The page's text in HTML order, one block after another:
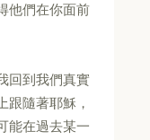
他們在你面前
回到我們真實
跟隨著耶穌，
能在過去某一